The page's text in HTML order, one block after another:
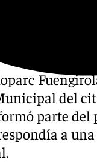
del
parte del
a